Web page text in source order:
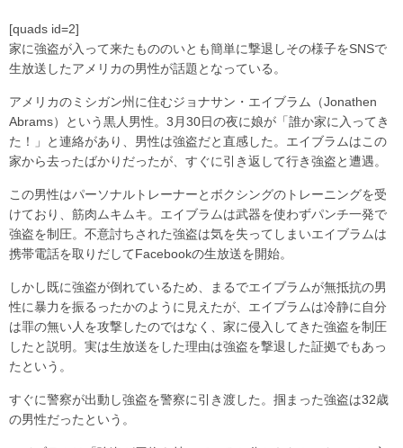
[quads id=2]
家に強盗が入って来たもののいとも簡単に撃退しその様子をSNSで
生放送したアメリカの男性が話題となっている。
アメリカのミシガン州に住むジョナサン・エイブラム（Jonathen
Abrams）という黒人男性。3月30日の夜に娘が「誰か家に入ってき
た！」と連絡があり、男性は強盗だと直感した。エイブラムはこの
家から去ったばかりだったが、すぐに引き返して行き強盗と遭遇。
この男性はパーソナルトレーナーとボクシングのトレーニングを受
けており、筋肉ムキムキ。エイブラムは武器を使わずパンチ一発で
強盗を制圧。不意討ちされた強盗は気を失ってしまいエイブラムは
携帯電話を取りだしてFacebookの生放送を開始。
しかし既に強盗が倒れているため、まるでエイブラムが無抵抗の男
性に暴力を振るったかのように見えたが、エイブラムは冷静に自分
は罪の無い人を攻撃したのではなく、家に侵入してきた強盗を制圧
したと説明。実は生放送をした理由は強盗を撃退した証拠でもあっ
たという。
すぐに警察が出動し強盗を警察に引き渡した。掴まった強盗は32歳
の男性だったという。